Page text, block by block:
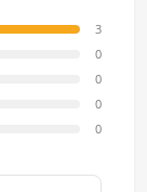
3
0
0
0
0